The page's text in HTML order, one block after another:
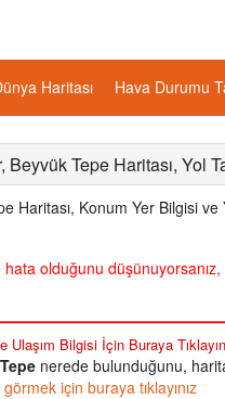
Haritası Hava Durumu
Tepe Haritası, Yol
Haritası, Konum Yer Bilgisi
olduğunu
Bilgisi İçin Buraya
nerede bulunduğunu,
için buraya tıklayınız